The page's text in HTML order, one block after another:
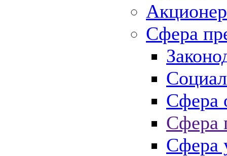
Сфера
Сфера
Сфера
Сфера